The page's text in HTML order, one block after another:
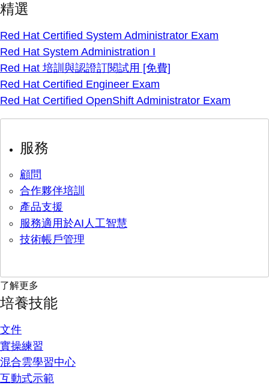
精選
Red Hat Certified System Administrator Exam
Red Hat System Administration I
Red Hat 培訓與認證訂閱試用 [免費]
Red Hat Certified Engineer Exam
Red Hat Certified OpenShift Administrator Exam
服務
顧問
合作夥伴培訓
產品支援
服務適用於AI人工智慧
技術帳戶管理
了解更多
培養技能
文件
實操練習
混合雲學習中心
互動式示範